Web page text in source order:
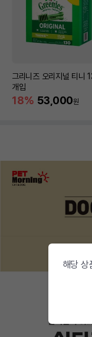
그리니즈 오리지널 티니
개입
18% 53,000원
해당 상